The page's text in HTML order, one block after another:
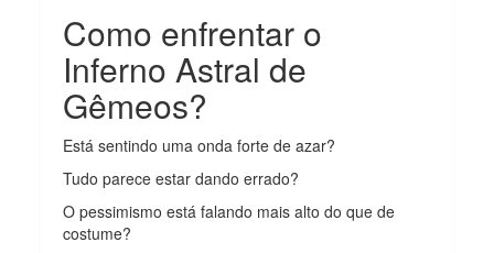
Como enfrentar o
Inferno Astral de
Gêmeos?
Está sentindo uma onda forte de azar?
Tudo parece estar dando errado?
O pessimismo está falando mais alto do que de
costume?